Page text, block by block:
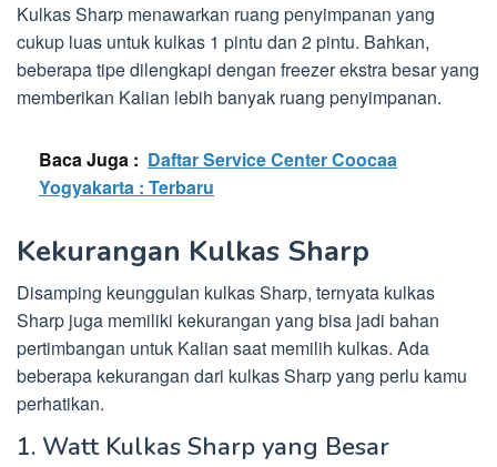
Kulkas Sharp menawarkan ruang penyimpanan yang
cukup luas untuk kulkas 1 pintu dan 2 pintu. Bahkan,
beberapa tipe dilengkapi dengan freezer ekstra besar yang
memberikan Kalian lebih banyak ruang penyimpanan.
Baca Juga : Daftar Service Center Coocaa
Yogyakarta : Terbaru
Kekurangan Kulkas Sharp
Disamping keunggulan kulkas Sharp, ternyata kulkas
Sharp juga memiliki kekurangan yang bisa jadi bahan
pertimbangan untuk Kalian saat memilih kulkas. Ada
beberapa kekurangan dari kulkas Sharp yang perlu kamu
perhatikan.
1. Watt Kulkas Sharp yang Besar